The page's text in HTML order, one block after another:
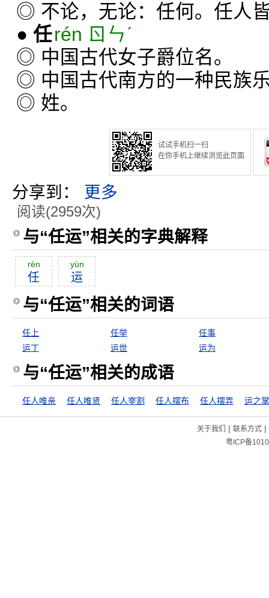
◎ 不论，无论：任何。任人
● 任rén ㄖㄣˊ
◎ 中国古代女子爵位名。
◎ 中国古代南方的一种民族
◎ 姓。
试试手机扫一扫
在你手机上继续浏览此页面
分享到： 更多
阅读(2959次)
与“任运”相关的字典解释
rèn
任
yùn
运
与“任运”相关的词语
任上 任举
任事
运丁
运世 运为
与“任运”相关的成语
任人唯亲 任人唯贤 任人宰割 任人摆布 任人摆弄 运之
关于我们 | 联系方式|
粤ICP备